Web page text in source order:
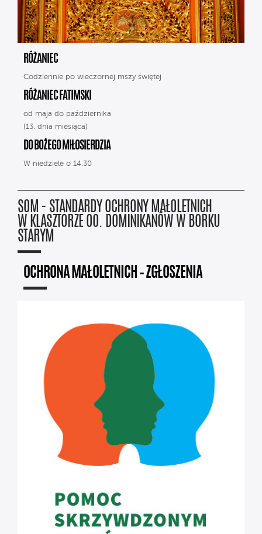
RÓŻANIEC
Codziennie po wieczornej mszy świętej
RÓŻANIEC FATIMSKI
od maja do października
(13. dnia miesiąca)
DO BOŻEGO MIŁOSIERDZIA
W niedziele o 14.30
SOM - STANDARDY OCHRONY MAŁOLETNICH
W KLASZTORZE OO. DOMINIKANÓW W BORKU
STARYM
OCHRONA MAŁOLETNICH – ZGŁOSZENIA